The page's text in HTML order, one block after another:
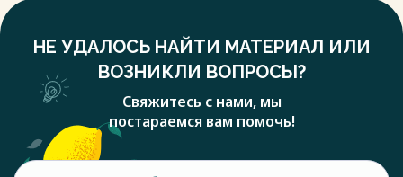
НЕ УДАЛОСЬ НАЙТИ МАТЕРИАЛ ИЛИ
ВОЗНИКЛИ ВОПРОСЫ?
Свяжитесь с нами, мы
постараемся вам помочь!